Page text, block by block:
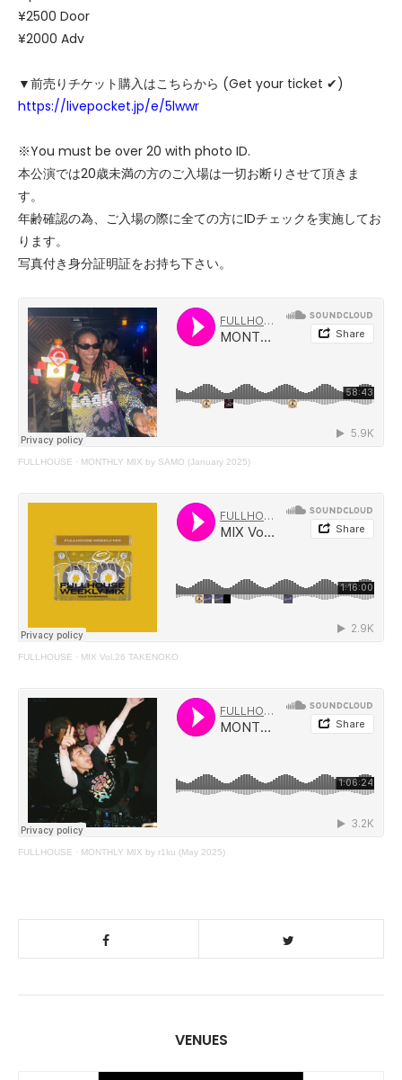
¥2500 Door
¥2000 Adv
▼前売りチケット購入はこちらから (Get your ticket ✔︎)
https://livepocket.jp/e/5lwwr
※You must be over 20 with photo ID.
本公演では20歳未満の方のご入場は一切お断りさせて頂きま
す。
年齢確認の為、ご入場の際に全ての方にIDチェックを実施してお
ります。
写真付き身分証明証をお持ち下さい。
FULLHOUSE · MONTHLY MIX by SAMO (January 2025)
FULLHOUSE · MIX Vol.26 TAKENOKO
FULLHOUSE · MONTHLY MIX by r1ku (May 2025)
VENUES